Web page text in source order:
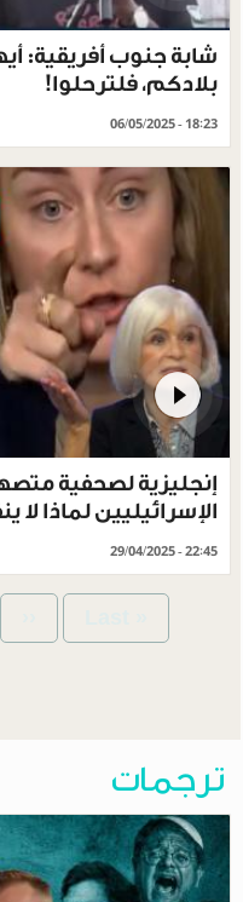
شابة جنوب أفريقية:
بلادكم، فلترحلوا!
06/05/2025 - 18:23
إنجليزية لصحفية
الإسرائيليين لماذا
29/04/2025 - 22:45
page page
ترجمات